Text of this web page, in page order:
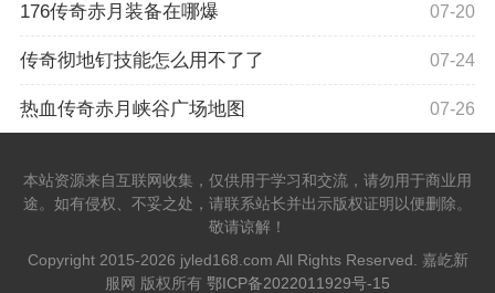
176传奇赤月装备在哪爆 07-20
传奇彻地钉技能怎么用不了了 07-24
热血传奇赤月峡谷广场地图 07-26
本站资源来自互联网收集，仅供用于学习和交流，请勿用于商业用
途。如有侵权、不妥之处，请联系站长并出示版权证明以便删除。
敬请谅解！
Copyright 2015-2026 jyled168.com All Rights Reserved. 嘉屹新
服网 版权所有 鄂ICP备2022011929号-15